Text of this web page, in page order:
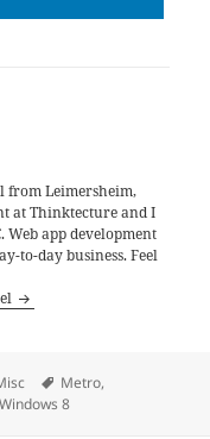
from Leimersheim,
at Thinktecture and I
app development
to-day business. Feel
Tags
Metro,
Windows 8